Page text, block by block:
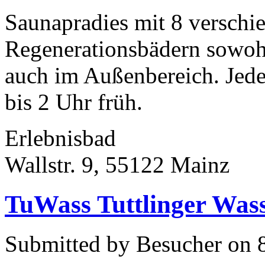
Saunapradies mit 8
Regenerationsbädern
auch im Außenbereich.
bis 2 Uhr früh.
Erlebnisbad
Wallstr. 9, 55122 Mainz
TuWass Tuttlinger
Submitted by Besucher on